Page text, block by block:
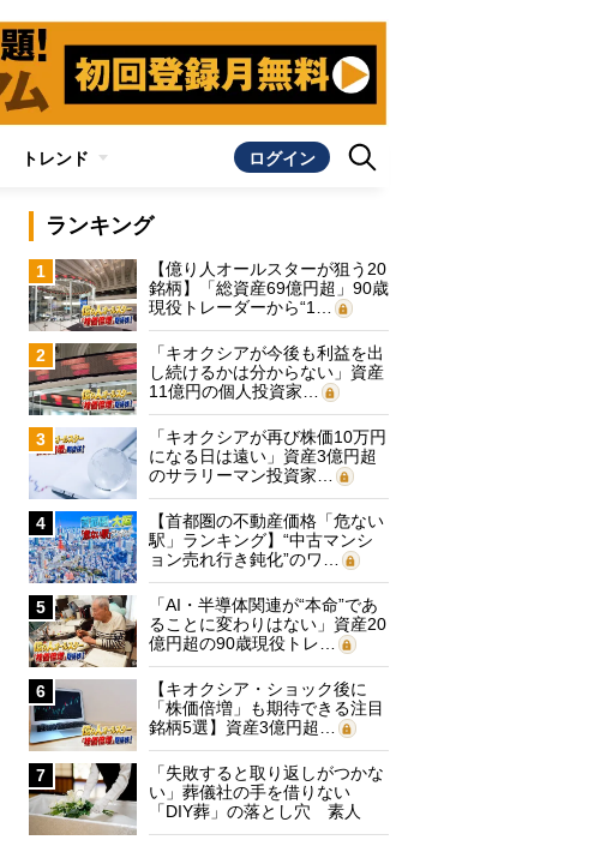
トレンド ログイン
ランキング
1
【億り人オールスターが狙う20
銘柄】「総資産69億円超」90歳
現役トレーダーから“1…
2
「キオクシアが今後も利益を出
し続けるかは分からない」資産
11億円の個人投資家…
3
「キオクシアが再び株価10万円
になる日は遠い」資産3億円超
のサラリーマン投資家…
4
【首都圏の不動産価格「危ない
駅」ランキング】“中古マンシ
ョン売れ行き鈍化”のワ…
5
「AI・半導体関連が“本命”であ
ることに変わりはない」資産20
億円超の90歳現役トレ…
6
【キオクシア・ショック後に
「株価倍増」も期待できる注目
銘柄5選】資産3億円超…
7
「失敗すると取り返しがつかな
い」葬儀社の手を借りない
「DIY葬」の落とし穴 素人
に…